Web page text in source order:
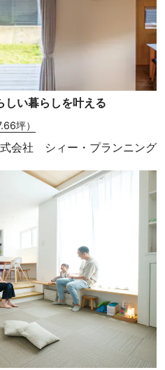
しい暮らしを叶える
坪）
会社 シィー・プランニング